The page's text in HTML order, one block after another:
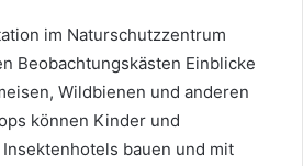
im Naturschutzzentrum
Beobachtungskästen Einblicke
Wildbienen und anderen
können Kinder und
bauen und mit